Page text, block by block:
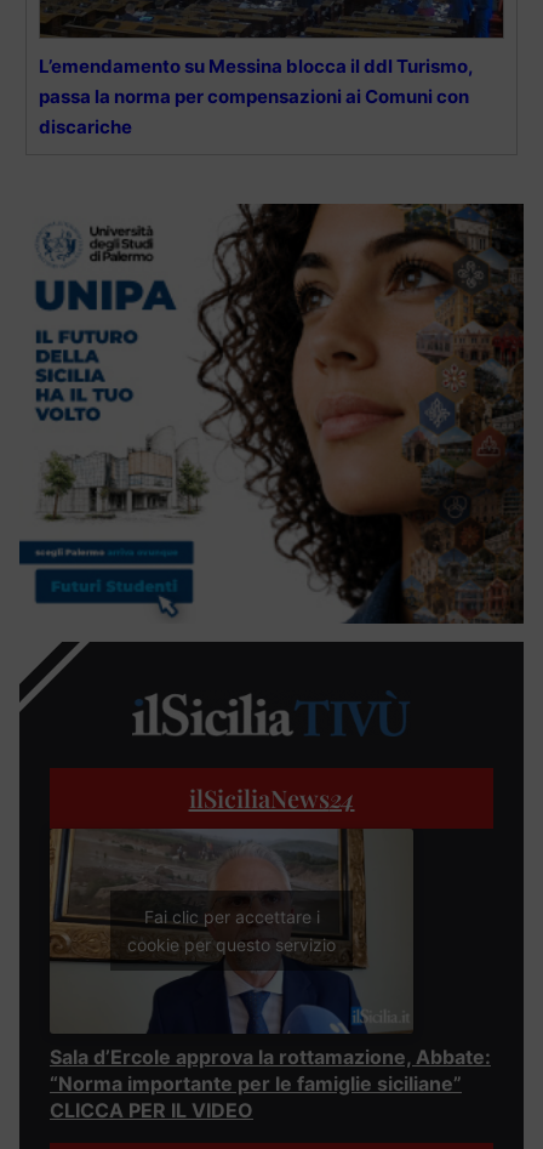
L’emendamento su Messina blocca il ddl Turismo,
passa la norma per compensazioni ai Comuni con
discariche
ilSiciliaNews24
Fai clic per accettare i
cookie per questo servizio
Sala d’Ercole approva la rottamazione, Abbate:
“Norma importante per le famiglie siciliane”
CLICCA PER IL VIDEO